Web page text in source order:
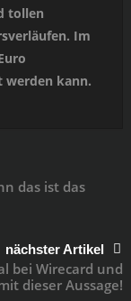
tollen
Im
werden kann.
das ist das
nächster Artikel
bei Wirecard und
dieser Aussage!